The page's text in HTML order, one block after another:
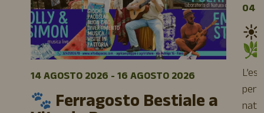
14 AGOSTO 2026 - 16 AGOSTO 2026
🐾 Ferragosto Bestiale a
04
☀️
🌿